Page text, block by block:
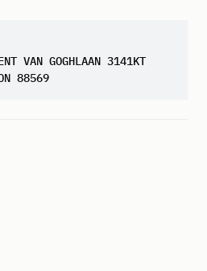
VAN GOGHLAAN 3141KT
88569